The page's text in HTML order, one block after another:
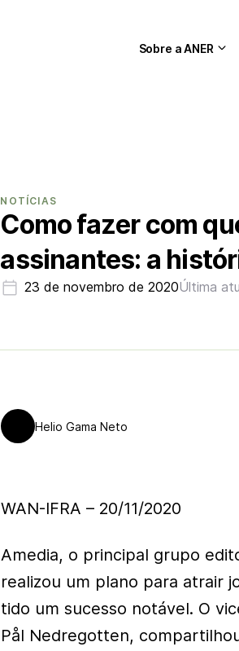
Sobre a ANER
NOTÍCIAS
Como fazer com
assinantes: a
23 de novembro de 2020Última
Helio Gama Neto
WAN-IFRA – 20/11/2020
Amedia, o principal grupo
realizou um plano para atrair
tido um sucesso notável. O
Pål Nedregotten,